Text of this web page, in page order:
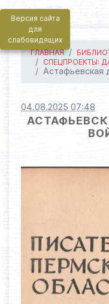
Версия сайта
для
слабовидящих
ГЛАВНАЯ
СПЕЦПРОЕКТЫ:
Астафьевская
04.08.2025 07:48